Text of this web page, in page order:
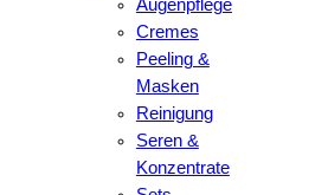
Augenpflege
Cremes
Peeling &
Masken
Reinigung
Seren &
Konzentrate